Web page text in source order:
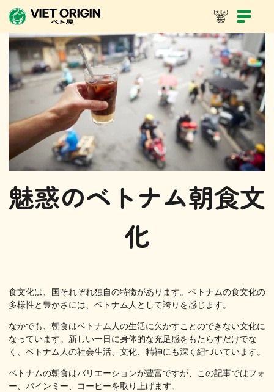
魅惑のベトナム朝食文
化
食文化は、国それぞれ独自の特徴があります。ベトナムの食文化の
多様性と豊かさには、ベトナム人として誇りを感じます。
なかでも、朝食はベトナム人の生活に欠かすことのできない文化に
なっています。新しい一日に身体的な充足感をもたらすだけでな
く、ベトナム人の社会生活、文化、精神にも深く紐づいています。
ベトナムの朝食はバリエーションが豊富ですが、この記事ではフォ
ー、バインミー、コーヒーを取り上げます。